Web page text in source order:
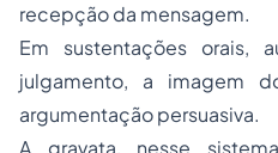
recepção da mensagem.
Em sustentações orais,
julgamento, a imagem
argumentação persuasiva.
A gravata, nesse